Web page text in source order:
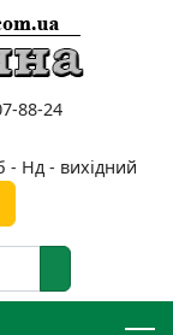
88-24
- Нд - вихідний